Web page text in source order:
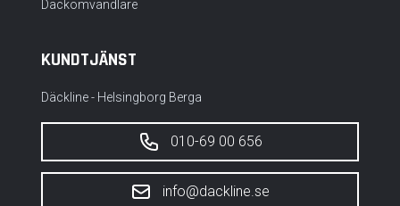
Däckomvandlare
KUNDTJÄNST
Däckline - Helsingborg Berga
010-69 00 656
info@dackline.se